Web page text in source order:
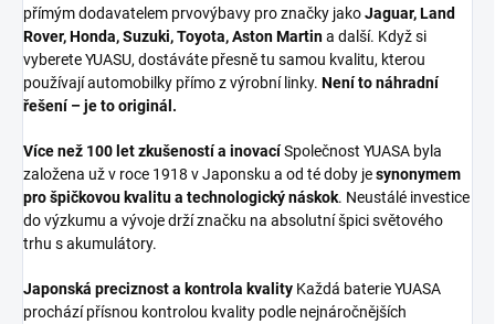
přímým dodavatelem prvovýbavy pro značky jakoJaguar, Land
Rover, Honda, Suzuki, Toyota, Aston Martina další. Když si
vyberete YUASU, dostáváte přesně tu samou kvalitu, kterou
používají automobilky přímo z výrobní linky. Není to náhradní
řešení – je to originál.
Více než 100 let zkušeností a inovacíSpolečnost YUASA byla
založena už v roce 1918 v Japonsku a od té doby jesynonymem
pro špičkovou kvalitu a technologický náskok. Neustálé investice
do výzkumu a vývoje drží značku na absolutní špici světového
trhu s akumulátory.
Japonská preciznost a kontrola kvality Každá baterie YUASA
prochází přísnou kontrolou kvality podle nejnáročnějších